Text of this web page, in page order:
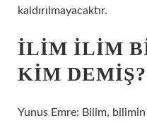
kaldırılmayacaktır.
İLIM ILIM
KIM DEMIŞ?
Yunus Emre: Bilim,